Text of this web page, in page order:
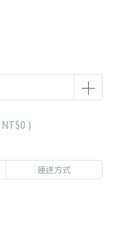
NT$0 )
運送方式